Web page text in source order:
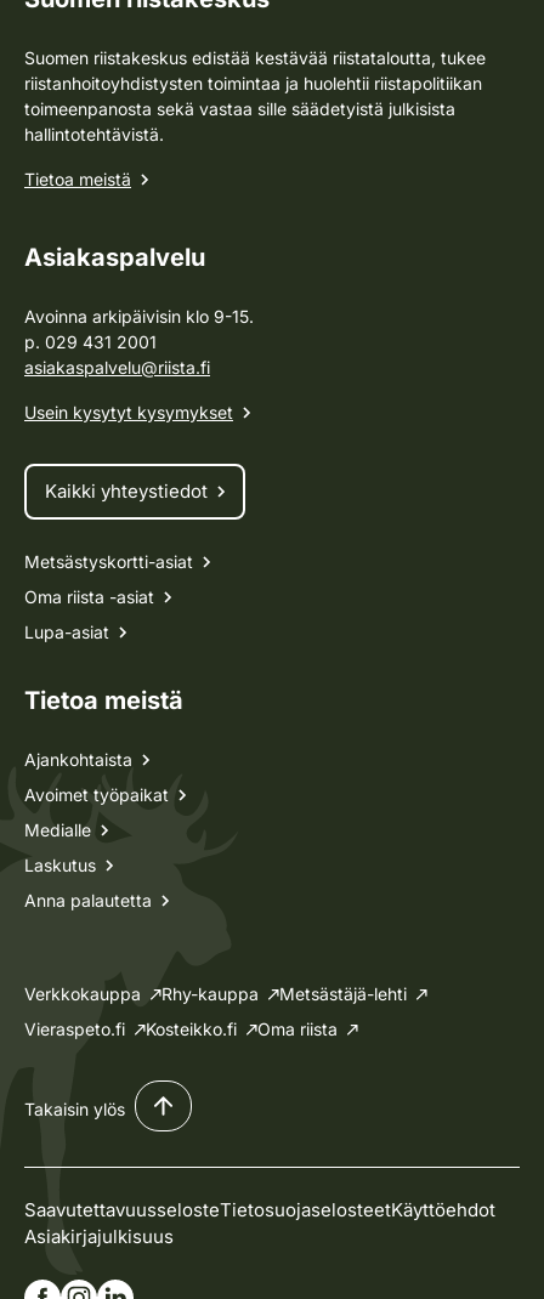
Suomen riistakeskus edistää kestävää riistataloutta, tukee
riistanhoitoyhdistysten toimintaa ja huolehtii riistapolitiikan
toimeenpanosta sekä vastaa sille säädetyistä julkisista
hallintotehtävistä.
Tietoa meistä
Asiakaspalvelu
Avoinna arkipäivisin klo 9-15.
p. 029 431 2001
asiakaspalvelu@riista.fi
Usein kysytyt kysymykset
Kaikki yhteystiedot
Metsästyskortti-asiat
Oma riista -asiat
Lupa-asiat
Tietoa meistä
Ajankohtaista
Avoimet työpaikat
Medialle
Laskutus
Anna palautetta
Verkkokauppa Rhy-kauppa
Metsästäjä-lehti
Vieraspeto.fi
Kosteikko.fi Oma riista
Takaisin ylös
SaavutettavuusselosteTietosuojaselosteetKäyttöehdot
Asiakirjajulkisuus